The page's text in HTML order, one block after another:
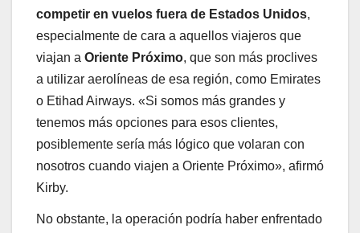
competir en vuelos fuera de Estados Unidos,
especialmente de cara a aquellos viajeros que
viajan a Oriente Próximo, que son más proclives
a utilizar aerolíneas de esa región, como Emirates
o Etihad Airways. «Si somos más grandes y
tenemos más opciones para esos clientes,
posiblemente sería más lógico que volaran con
nosotros cuando viajen a Oriente Próximo», afirmó
Kirby.
No obstante, la operación podría haber enfrentado